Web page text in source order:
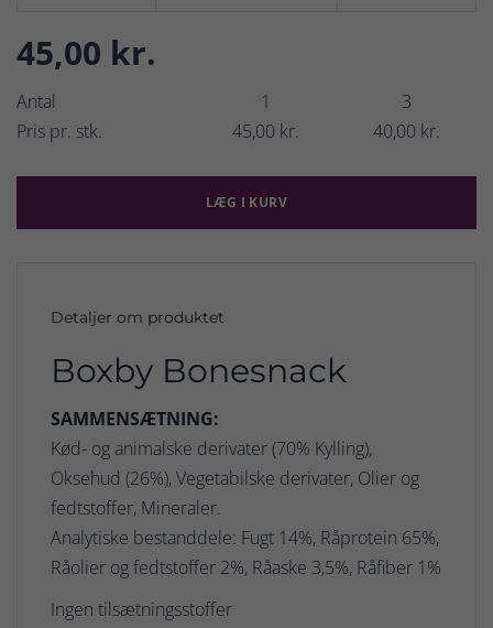
45,00 kr.
Antal 1
3
Pris pr. stk.
45,00 kr. 40,00 kr.
LÆG I KURV
Detaljer om produktet
Boxby Bonesnack
SAMMENSÆTNING:
Kød- og animalske derivater (70% Kylling),
Oksehud (26%), Vegetabilske derivater, Olier og
fedtstoffer, Mineraler.
Analytiske bestanddele: Fugt 14%, Råprotein 65%,
Råolier og fedtstoffer 2%, Råaske 3,5%, Råfiber 1%
Ingen tilsætningsstoffer